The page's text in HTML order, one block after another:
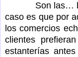
Son las…
caso es que por
los comercios
clientes
estanterías